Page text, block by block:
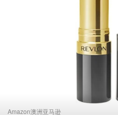
Amazon澳洲亚马逊